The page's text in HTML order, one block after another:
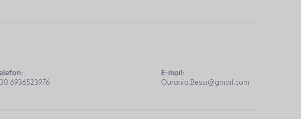
6936523976
E-mail:
Ourania.Bessi@gmail.com